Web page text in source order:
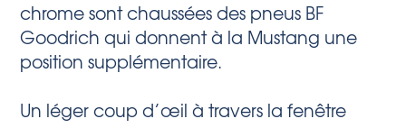
chrome sont chaussées des pneus BF
Goodrich qui donnent à la Mustang une
position supplémentaire.
Un léger coup d’œil à travers la fenêtre